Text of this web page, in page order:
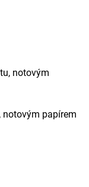
papírem